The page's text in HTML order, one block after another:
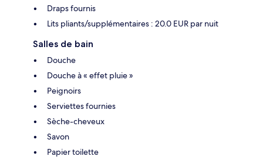
Draps fournis
Lits pliants/supplémentaires : 20.0 EUR par nuit
Salles de bain
Douche
Douche à « effet pluie »
Peignoirs
Serviettes fournies
Sèche-cheveux
Savon
Papier toilette